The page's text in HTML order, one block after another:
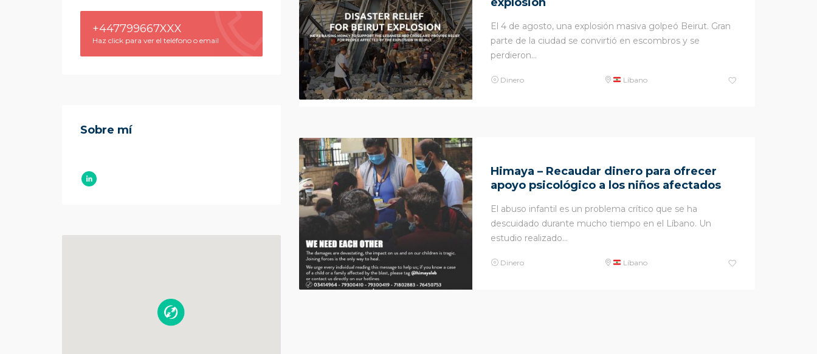
+447799667XXX
Haz click para ver el teléfono o email
Sobre mí
El 4 de agosto, una explosión masiva golpeó Beirut. Gran
parte de la ciudad se convirtió en escombros y se
perdieron...
Dinero Líbano
Himaya – Recaudar dinero para ofrecer
apoyo psicológico a los niños afectados
El abuso infantil es un problema crítico que se ha
descuidado durante mucho tiempo en el Líbano. Un
estudio realizado...
Dinero Líbano